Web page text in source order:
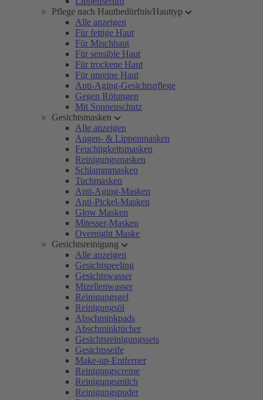
Pflege nach Hautbedürfnis/Hauttyp
Alle anzeigen
Für fettige Haut
Für Mischhaut
Für sensible Haut
Für trockene Haut
Für unreine Haut
Anti-Aging-Gesichtspflege
Gegen Rötungen
Mit Sonnenschutz
Gesichtsmasken
Alle anzeigen
Augen- & Lippenmasken
Feuchtigkeitsmasken
Reinigungsmasken
Schlammmasken
Tuchmasken
Anti-Aging-Masken
Anti-Pickel-Masken
Glow Masken
Mitesser-Masken
Overnight Maske
Gesichtsreinigung
Alle anzeigen
Gesichtspeeling
Gesichtswasser
Mizellenwasser
Reinigungsgel
Reinigungsöl
Abschminkpads
Abschminktücher
Gesichtsreinigungssets
Gesichtsseife
Make-up-Entferner
Reinigungscreme
Reinigungsmilch
Reinigungspuder